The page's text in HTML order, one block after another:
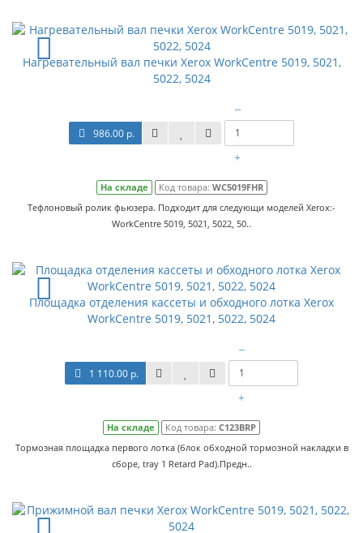
Нагревательный вал печки Xerox WorkCentre 5019, 5021,
5022, 5024
986.00 р.
–
+
На складе Код товара: WC5019FHR
Тефлоновый ролик фьюзера. Подходит для следующи моделей Xerox:-
WorkCentre 5019, 5021, 5022, 50..
Площадка отделения кассеты и обходного лотка Xerox
WorkCentre 5019, 5021, 5022, 5024
1 110.00 р.
–
+
На складе Код товара: C123BRP
Тормозная площадка первого лотка (блок обходной тормозной накладки в
сборе, tray 1 Retard Pad).Предн..